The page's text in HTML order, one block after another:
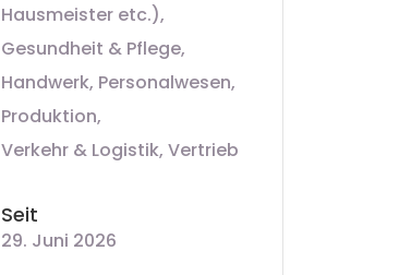
Hausmeister etc.)
Gesundheit & Pflege
Handwerk Personalwesen
Produktion
Verkehr & Logistik Vertrieb
Seit
29. Juni 2026